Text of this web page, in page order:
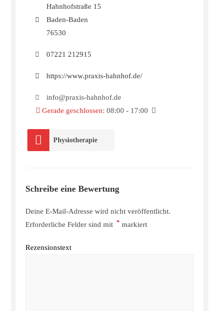
Hahnhofstraße 15
Baden-Baden
76530
07221 212915
https://www.praxis-hahnhof.de/
info@praxis-hahnhof.de
Gerade geschlossen: 08:00 - 17:00
Physiotherapie
Schreibe eine Bewertung
Deine E-Mail-Adresse wird nicht veröffentlicht.
Erforderliche Felder sind mit * markiert
Rezensionstext